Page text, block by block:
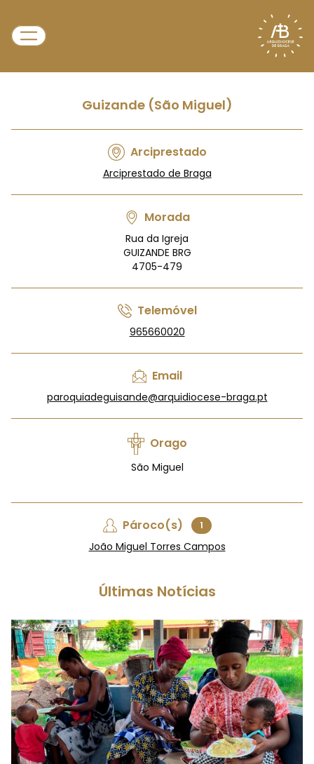
Guizande (São Miguel)
Arciprestado
Arciprestado de Braga
Morada
Rua da Igreja
GUIZANDE BRG
4705-479
Telemóvel
965660020
Email
paroquiadeguisande@arquidiocese-braga.pt
Orago
São Miguel
Pároco(s) 1
João Miguel Torres Campos
Últimas Notícias